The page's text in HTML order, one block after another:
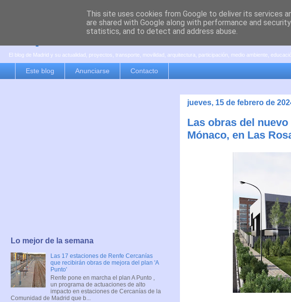
es por madrid
El blog de Madrid y su actualidad, proyectos, transporte, movilidad, arquitectura, participación, medio ambiente,
Este blog Anunciarse Contacto
jueves, 15 de febrero de
Las obras del
Mónaco, en Las
Lo mejor de la semana
Las 17 estaciones de Renfe Cercanías
que recibirán obras de mejora del plan 'A
Punto'
Renfe pone en marcha el plan A Punto ,
un programa de actuaciones de alto
impacto en estaciones de Cercanías de la
Comunidad de Madrid que b...
This site uses cookies from Google to deliver its services
are shared with Google along with performance and
statistics, and to detect and address abuse.